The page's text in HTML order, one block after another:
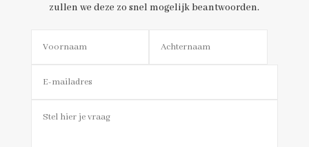
zullen we deze zo snel mogelijk beantwoorden.